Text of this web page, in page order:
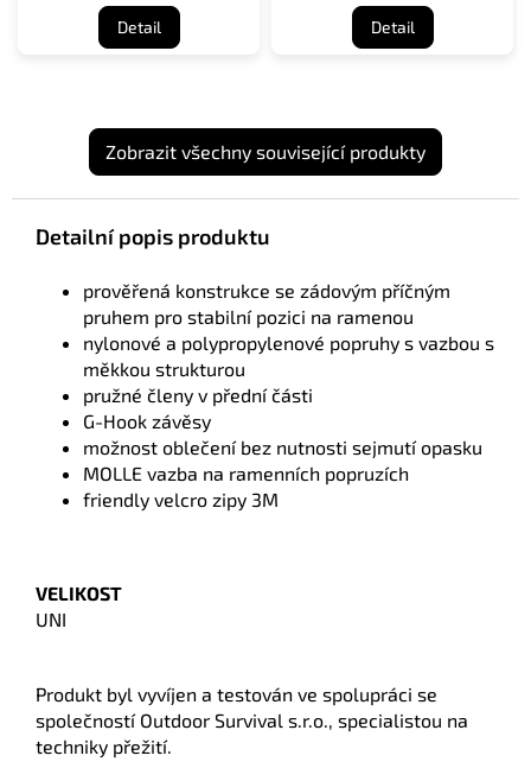
Detail Detail
Zobrazit všechny související produkty
Detailní popis produktu
prověřená konstrukce se zádovým příčným
pruhem pro stabilní pozici na ramenou
nylonové a polypropylenové popruhy s vazbou s
měkkou strukturou
pružné členy v přední části
G-Hook závěsy
možnost oblečení bez nutnosti sejmutí opasku
MOLLE vazba na ramenních popruzích
friendly velcro zipy 3M
VELIKOST
UNI
Produkt byl vyvíjen a testován ve spolupráci se
společností Outdoor Survival s.r.o., specialistou na
techniky přežití.